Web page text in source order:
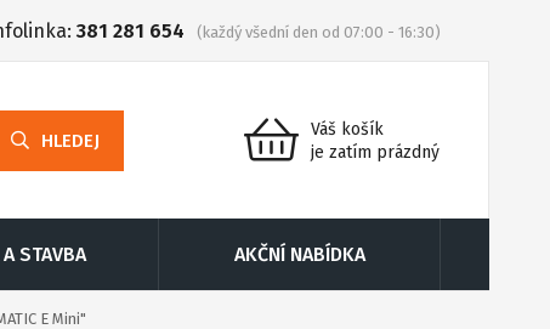
381 281 654 (každý všední den od 07:00 - 16:30)
HLEDEJ
Váš košík
je zatím prázdný
STAVBA AKČNÍ NABÍDKA
E Mini"